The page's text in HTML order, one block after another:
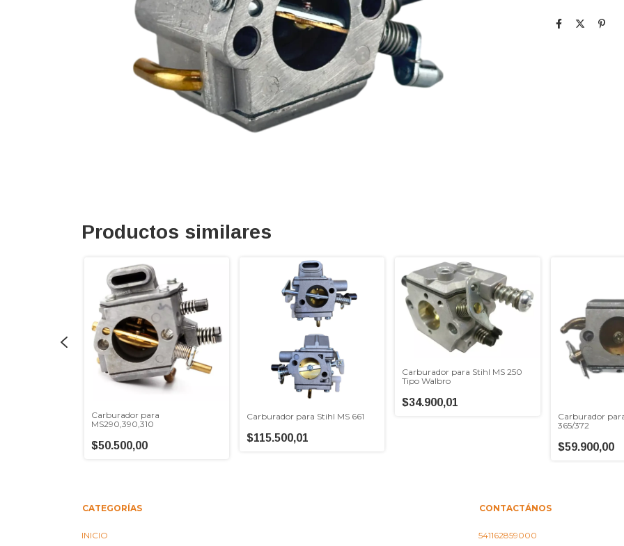
Productos similares
Carburador para
MS290,390,310
$50.500,00
Carburador para Stihl MS 661
$115.500,01
Carburador para Stihl MS 250
Tipo Walbro
$34.900,01
Carburador
365/372
$59.900,00
CATEGORÍAS
INICIO
CONTACTÁNOS
541162859000